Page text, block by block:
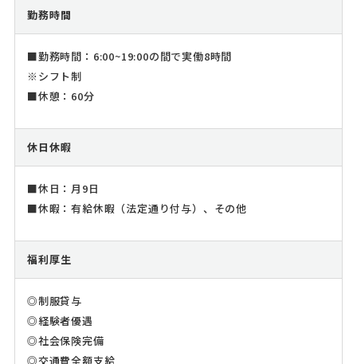
勤務時間
■勤務時間：6:00~19:00の間で実働8時間
※シフト制
■休憩：60分
休日休暇
■休日：月9日
■休暇：有給休暇（法定通り付与）、その他
福利厚生
◎制服貸与
◎経験者優遇
◎社会保険完備
◎交通費全額支給